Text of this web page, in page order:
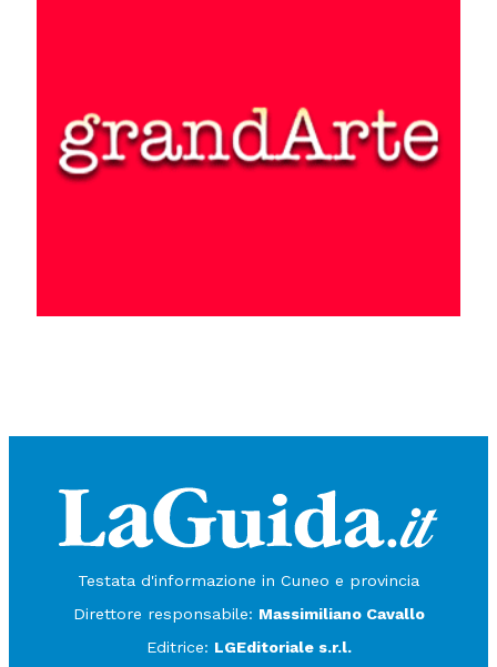
Testata d'informazione in Cuneo e provincia
Direttore responsabile: Massimiliano Cavallo
Editrice: LGEditoriale s.r.l.